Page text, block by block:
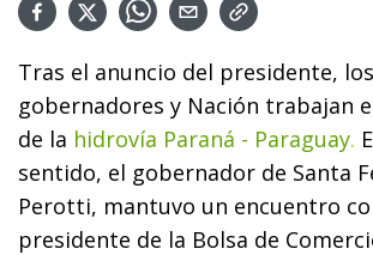
Tras el anuncio del presidente, los
gobernadores y Nación trabajan
de la hidrovía Paraná - Paraguay.
sentido, el gobernador de Santa
Perotti, mantuvo un encuentro
presidente de la Bolsa de